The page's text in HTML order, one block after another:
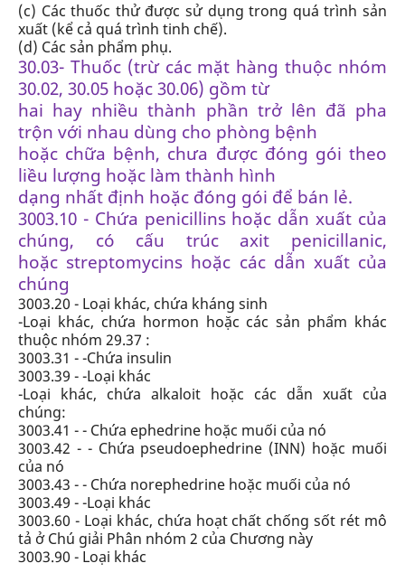
(c) Các thuốc thử được sử dụng trong quá trình sản
xuất (kể cả quá trình tinh chế).
(d) Các sản phẩm phụ.
30.03- Thuốc (trừ các mặt hàng thuộc nhóm
30.02, 30.05 hoặc 30.06) gồm từ
hai hay nhiều thành phần trở lên đã pha
trộn với nhau dùng cho phòng bệnh
hoặc chữa bệnh, chưa được đóng gói theo
liều lượng hoặc làm thành hình
dạng nhất định hoặc đóng gói để bán lẻ.
3003.10 - Chứa penicillins hoặc dẫn xuất của
chúng, có cấu trúc axit penicillanic,
hoặc streptomycins hoặc các dẫn xuất của
chúng
3003.20 - Loại khác, chứa kháng sinh
-Loại khác, chứa hormon hoặc các sản phẩm khác
thuộc nhóm 29.37 :
3003.31 - -Chứa insulin
3003.39 - -Loại khác
-Loại khác, chứa alkaloit hoặc các dẫn xuất của
chúng:
3003.41 - - Chứa ephedrine hoặc muối của nó
3003.42 - - Chứa pseudoephedrine (INN) hoặc muối
của nó
3003.43 - - Chứa norephedrine hoặc muối của nó
3003.49 - -Loại khác
3003.60 - Loại khác, chứa hoạt chất chống sốt rét mô
tả ở Chú giải Phân nhóm 2 của Chương này
3003.90 - Loại khác